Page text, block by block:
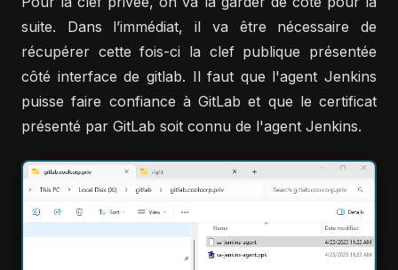
suite. Dans l’immédiat, il va être nécessaire de
récupérer cette fois-ci la clef publique présentée
côté interface de gitlab. Il faut que l'agent Jenkins
puisse faire confiance à GitLab et que le certificat
présenté par GitLab soit connu de l'agent Jenkins.